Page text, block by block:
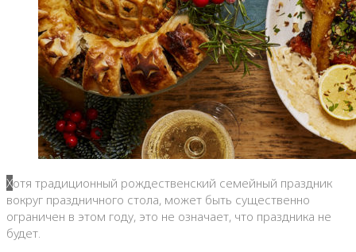
Хотя традиционный рождественский семейный праздник
вокруг праздничного стола, может быть существенно
ограничен в этом году, это не означает, что праздника не
будет.